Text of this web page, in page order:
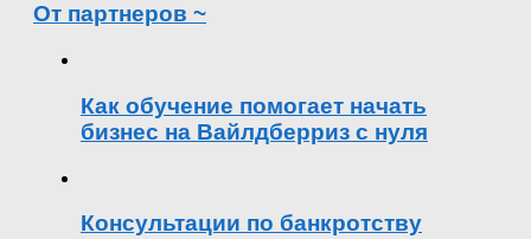
От партнеров ~
Как обучение помогает начать
бизнес на Вайлдберриз с нуля
Консультации по банкротству